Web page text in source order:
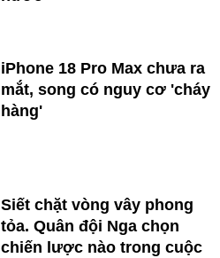
iPhone 18 Pro Max chưa ra
mắt, song có nguy cơ 'cháy
hàng'
Siết chặt vòng vây phong
tỏa. Quân đội Nga chọn
chiến lược nào trong cuộc